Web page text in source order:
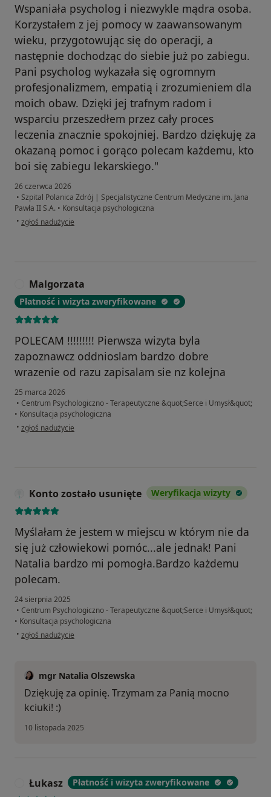
Wspaniała psycholog i niezwykle mądra osoba.
Korzystałem z jej pomocy w zaawansowanym
wieku, przygotowując się do operacji, a
następnie dochodząc do siebie już po zabiegu.
Pani psycholog wykazała się ogromnym
profesjonalizmem, empatią i zrozumieniem dla
moich obaw. Dzięki jej trafnym radom i
wsparciu przeszedłem przez cały proces
leczenia znacznie spokojniej. Bardzo dziękuję za
okazaną pomoc i gorąco polecam każdemu, kto
boi się zabiegu lekarskiego."
26 czerwca 2026
• Szpital Polanica Zdrój | Specjalistyczne Centrum Medyczne im. Jana
Pawła II S.A. • Konsultacja psychologiczna
• w opinii użytkownika Mirosław
zgłoś nadużycie
Malgorzata
Płatność i wizyta zweryfikowane
POLECAM !!!!!!!!! Pierwsza wizyta byla
zapoznawcz oddnioslam bardzo dobre
wrazenie od razu zapisalam sie nz kolejna
25 marca 2026
• Centrum Psychologiczno - Terapeutyczne &quot;Serce i Umysł&quot;
• Konsultacja psychologiczna
• w opinii użytkownika Malgorzata
zgłoś nadużycie
Konto zostało usunięte Weryfikacja wizyty
Myślałam że jestem w miejscu w którym nie da
się już człowiekowi pomóc...ale jednak! Pani
Natalia bardzo mi pomogła.Bardzo każdemu
polecam.
24 sierpnia 2025
• Centrum Psychologiczno - Terapeutyczne &quot;Serce i Umysł&quot;
• Konsultacja psychologiczna
• w opinii użytkownika Konto zostało usunięte
zgłoś nadużycie
mgr Natalia Olszewska
Dziękuję za opinię. Trzymam za Panią mocno
kciuki! :)
10 listopada 2025
Łukasz Płatność i wizyta zweryfikowane